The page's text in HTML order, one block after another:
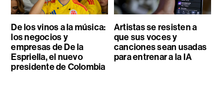
De los vinos a la música:
los negocios y
empresas de De la
Espriella, el nuevo
presidente de Colombia
Artistas se resisten a
que sus voces y
canciones sean usadas
para entrenar a la IA